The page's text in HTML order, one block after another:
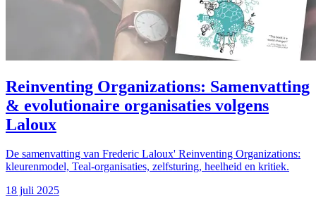
Reinventing Organizations: Samenvatting
& evolutionaire organisaties volgens
Laloux
De samenvatting van Frederic Laloux' Reinventing Organizations:
kleurenmodel, Teal-organisaties, zelfsturing, heelheid en kritiek.
18 juli 2025